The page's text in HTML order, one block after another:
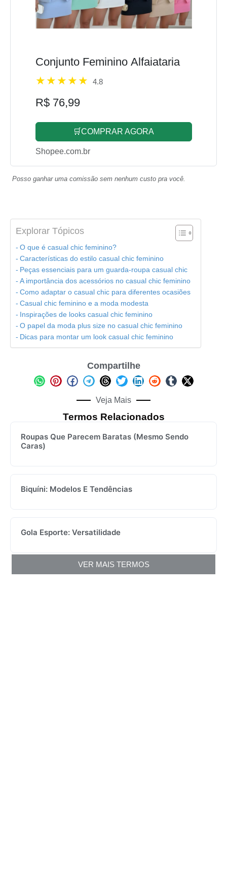
Conjunto Feminino Alfaiataria
4.8
R$ 76,99
🛒COMPRAR AGORA
Shopee.com.br
Posso ganhar uma comissão sem nenhum custo pra você.
Explorar Tópicos
O que é casual chic feminino?
Características do estilo casual chic feminino
Peças essenciais para um guarda-roupa casual chic
A importância dos acessórios no casual chic feminino
Como adaptar o casual chic para diferentes ocasiões
Casual chic feminino e a moda modesta
Inspirações de looks casual chic feminino
O papel da moda plus size no casual chic feminino
Dicas para montar um look casual chic feminino
Compartilhe
Veja Mais
Termos Relacionados
Roupas Que Parecem Baratas (mesmo Sendo
Caras)
Biquíni: Modelos E Tendências
Gola Esporte: Versatilidade
VER MAIS TERMOS